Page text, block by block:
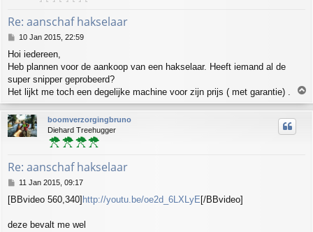
Re: aanschaf hakselaar
P
s
t
10 Jan 2015, 22:59
Hoi iedereen,
Heb plannen voor de aankoop van een hakselaar. Heeft iemand al de
super snipper geprobeerd?
Het lijkt me toch een degelijke machine voor zijn prijs ( met garantie) .
o
p
boomverzorgingbruno
Diehard Treehugger
Re: aanschaf hakselaar
P
s
11 Jan 2015, 09:17
[BBvideo 560,340] http://youtu.be/oe2d_6LXLyE [/BBvideo]
deze bevalt me wel